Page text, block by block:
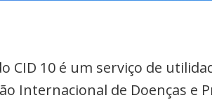
CID 10 é um serviço de
Internacional de Doenças e